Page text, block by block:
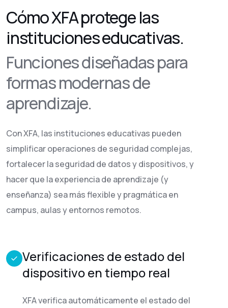
Cómo XFA protege las
instituciones educativas.
Funciones diseñadas para
formas modernas de
aprendizaje.
Con XFA, las instituciones educativas pueden
simplificar operaciones de seguridad complejas,
fortalecer la seguridad de datos y dispositivos, y
hacer que la experiencia de aprendizaje (y
enseñanza) sea más flexible y pragmática en
campus, aulas y entornos remotos.
Verificaciones de estado del
dispositivo en tiempo real
XFA verifica automáticamente el estado del